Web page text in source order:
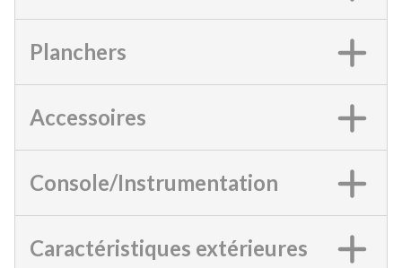
Planchers
Accessoires
Console/Instrumentation
Caractéristiques extérieures